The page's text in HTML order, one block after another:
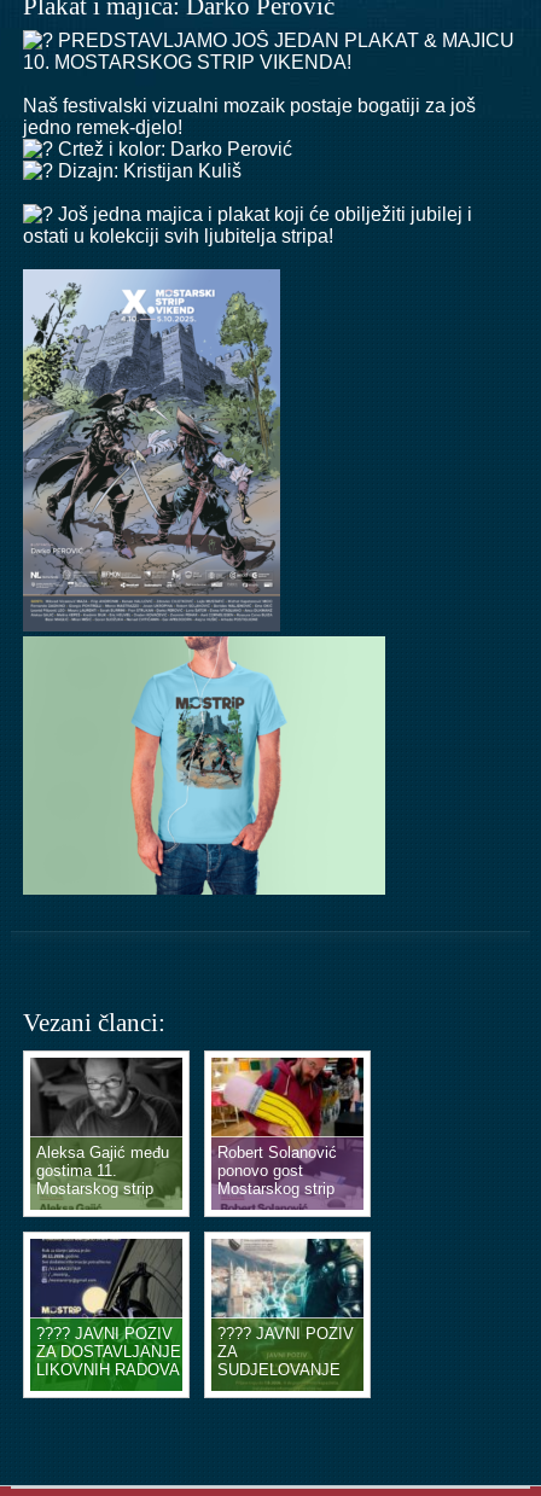
Plakat i majica: Darko Perović
PREDSTAVLJAMO JOŠ JEDAN PLAKAT & MAJICU
10. MOSTARSKOG STRIP VIKENDA!
Naš festivalski vizualni mozaik postaje bogatiji za još
jedno remek-djelo!
Crtež i kolor: Darko Perović
Dizajn: Kristijan Kuliš
Još jedna majica i plakat koji će obilježiti jubilej i
ostati u kolekciji svih ljubitelja stripa!
Vezani članci:
Aleksa Gajić među
gostima 11.
Mostarskog strip
vikenda
Robert Solanović
ponovo gost
Mostarskog strip
vikenda
???? JAVNI POZIV
ZA DOSTAVLJANJE
LIKOVNIH RADOVA
U OBLIKU
???? JAVNI POZIV
ZA
SUDJELOVANJE
NA EDUKACIJSKIM